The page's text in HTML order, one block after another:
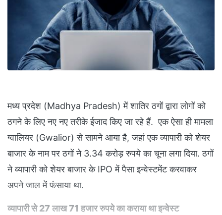
मध्य प्रदेश (Madhya Pradesh) में शातिर ठगों द्वारा लोगों को
ठगने के लिए नए नए तरीके ईजाद किए जा रहे हैं. एक ऐसा ही मामला
ग्वालियर (Gwalior) से सामने आया है, जहां एक व्यापारी को शेयर
बाजार के नाम पर ठगों ने 3.34 करोड़ रुपये का चूना लगा दिया. ठगों
ने व्यापारी को शेयर बाजार के IPO में पैसा इन्वेस्टमेंट करवाकर
अपने जाल में फंसाया था.
व्यापारी से 27 लाख 71 हजार रुपये का कराया था इन्वेस्ट